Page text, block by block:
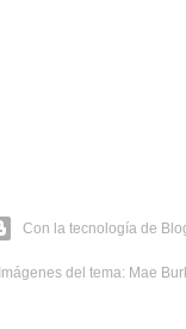
Con la tecnología de
Imágenes del tema: Mae